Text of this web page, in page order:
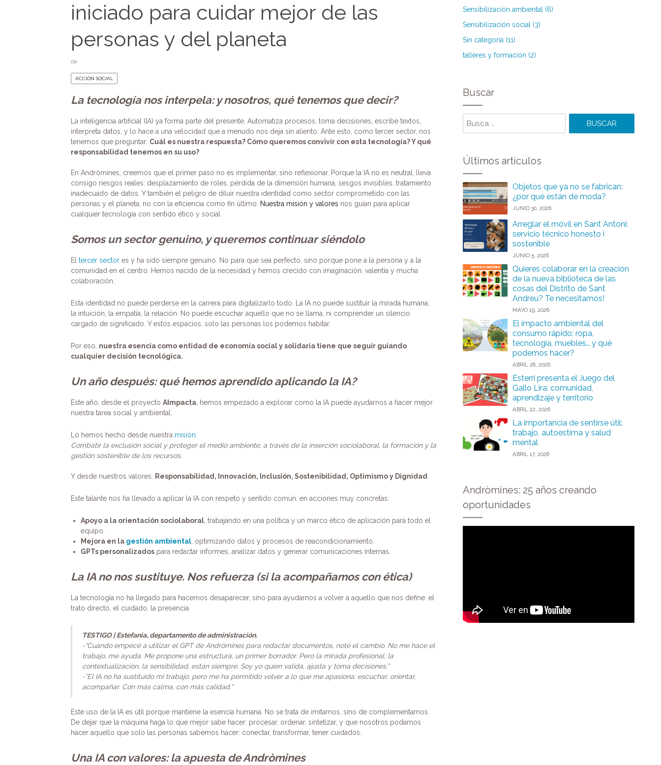
iniciado para cuidar mejor de las
personas y del planeta
de
ACCIÓN SOCIAL
La tecnología nos interpela: y nosotros, qué tenemos que decir?
La inteligencia artificial (IA) ya forma parte del presente. Automatiza procesos, toma decisiones, escribe textos,
interpreta datos, y lo hace a una velocidad que a menudo nos deja sin aliento. Ante esto, como tercer sector, nos
tenemos que preguntar: Cuál es nuestra respuesta? Cómo queremos convivir con esta tecnología? Y qué
responsabilidad tenemos en su uso?
En Andròmines, creemos que el primer paso no es implementar, sino reflexionar. Porque la IA no es neutral, lleva
consigo riesgos reales: desplazamiento de roles, pérdida de la dimensión humana, sesgos invisibles, tratamiento
inadecuado de datos. Y también el peligro de diluir nuestra identidad como sector comprometido con las
personas y el planeta, no con la eficiencia como fin último.
Nuestra misión y valores nos guían para aplicar
cualquier tecnología con sentido ético y social.
Somos un sector genuino, y queremos continuar siéndolo
El tercer sectores y ha sido siempre genuino. No para que sea perfecto, sino porque pone a la persona y a la
comunidad en el centro. Hemos nacido de la necesidad y hemos crecido con imaginación, valentía y mucha
colaboración.
Esta identidad no puede perderse en la carrera para digitalizarlo todo. La IA no puede sustituir la mirada humana,
la intuición, la empatía, la relación. No puede escuchar aquello que no se llama, ni comprender un silencio
cargado de significado. Y estos espacios, solo las personas los podemos habitar.
Por eso, nuestra esencia como entidad de economía social y solidaria tiene que seguir guiando
cualquier decisión tecnológica.
Un año después: qué hemos aprendido aplicando la IA?
Este año, desde el proyecto AImpacta, hemos empezado a explorar como la IA puede ayudarnos a hacer mejor
nuestra tarea social y ambiental.
Lo hemos hecho desde nuestra misión:
Combatir la exclusión social y proteger el medio ambiente, a través de la inserción sociolaboral, la formación y la
gestión sostenible de los recursos.
Y desde nuestros valores: Responsabilidad, Innovación, Inclusión, Sostenibilidad, Optimismo y Dignidad
Este talante nos ha llevado a aplicar la IA con respeto y sentido común, en acciones muy concretas:
Apoyo a la orientación sociolaboral, trabajando en una política y un marco ético de aplicación para todo el
equipo.
Mejora en la gestión ambiental, optimizando datos y procesos de reacondicionamiento.
GPTs personalizadospara redactar informes, analizar datos y generar comunicaciones internas.
La IA no nos sustituye. Nos refuerza (si la acompañamos con ética)
La tecnología no ha llegado para hacernos desaparecer, sino para ayudarnos a volver a aquello que nos define: el
trato directo, el cuidado, la presencia.
TESTIGO | Estefania, departamento de administración.
-“Cuando empecé a utilizar el GPT de Andròmines para redactar documentos, noté el cambio. No me hace el
trabajo, me ayuda. Me propone una estructura, un primer borrador. Pero la mirada profesional, la
contextualización, la sensibilidad, están siempre. Soy yo quien valida, ajusta y toma decisiones.”
-“El IA no ha sustituido mi trabajo, pero me ha permitido volver a lo que me apasiona: escuchar, orientar,
acompañar. Con más calma, con más calidad.”
Este uso de la IA es útil porque mantiene la esencia humana. No se trata de imitarnos, sino de complementarnos.
De dejar que la máquina haga lo que mejor sabe hacer: procesar, ordenar, sintetizar, y que nosotros podamos
hacer aquello que solo las personas sabemos hacer: conectar, transformar, tener cuidados.
Una IA con valores: la apuesta de Andròmines
Sensibilización ambiental (6)
Sensibilización social (3)
Sin categoría (11)
talleres y formación (2)
Buscar
Últimos artículos
Objetos que ya no se fabrican:
¿por qué están de moda?
JUNIO 30, 2026
Arreglar el móvil en Sant Antoni:
servicio técnico honesto i
sostenible
JUNIO 5, 2026
Quieres colaborar en la creación
de la nueva biblioteca de las
cosas del Distrito de Sant
Andreu? Te necesitamos!
MAYO 19, 2026
El impacto ambiental del
consumo rápido: ropa,
tecnología, muebles… y qué
podemos hacer?
ABRIL 28, 2026
Esterri presenta el Juego del
Gallo Lira: comunidad,
aprendizaje y territorio
ABRIL 22, 2026
La importancia de sentirse útil:
trabajo, autoestima y salud
mental
ABRIL 17, 2026
Andròmines: 25 años creando
oportunidades